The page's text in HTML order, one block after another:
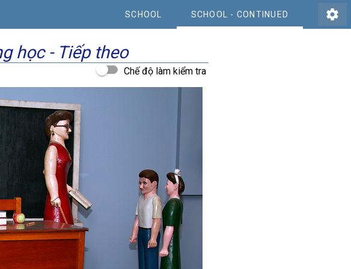
settings
SCHOOL SCHOOL - CONTINUED
học - Tiếp theo
Chế độ làm kiểm tra